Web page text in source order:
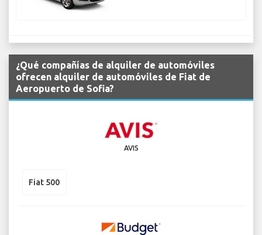
¿Qué compañías de alquiler de automóviles
ofrecen alquiler de automóviles de Fiat de
Aeropuerto de Sofia?
AVIS
Fiat 500